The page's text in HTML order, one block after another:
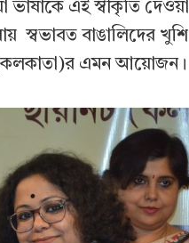
এই স্বীকৃতি দেওয়া
স্বভাবত বাঙালিদের খুশি
(কলকাতা)র এমন আয়োজন।